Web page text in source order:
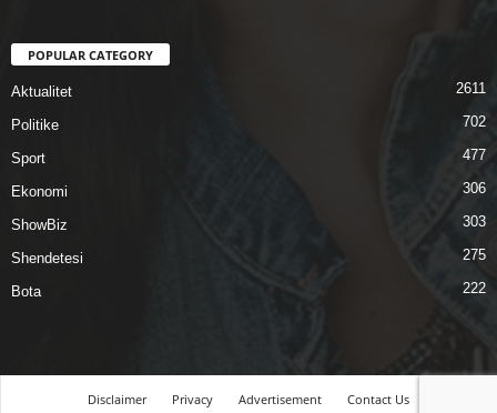
POPULAR CATEGORY
Aktualitet 2611
Politike 702
Sport 477
Ekonomi 306
ShowBiz 303
Shendetesi 275
Bota 222
Disclaimer Privacy Advertisement Contact Us